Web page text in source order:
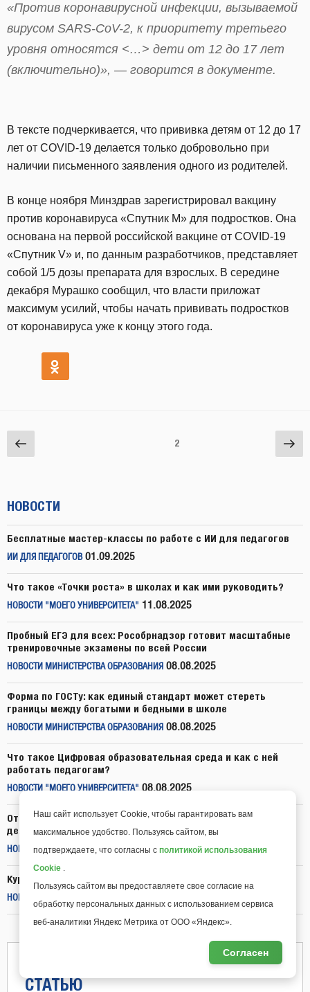
«Против коронавирусной инфекции, вызываемой
вирусом SARS-CoV-2, к приоритету третьего
уровня относятся <…> дети от 12 до 17 лет
(включительно)», — говорится в документе.
В тексте подчеркивается, что прививка детям от 12 до 17
лет от COVID-19 делается только добровольно при
наличии письменного заявления одного из родителей.
В конце ноября Минздрав зарегистрировал вакцину
против коронавируса «Спутник М» для подростков. Она
основана на первой российской вакцине от COVID-19
«Спутник V» и, по данным разработчиков, представляет
собой 1/5 дозы препарата для взрослых. В середине
декабря Мурашко сообщил, что власти приложат
максимум усилий, чтобы начать прививать подростков
от коронавируса уже к концу этого года.
Навигация
по
Предыдущая
страница
2
НОВОСТИ
Бесплатные мастер-классы по работе с ИИ для педагогов
ИИ ДЛЯ ПЕДАГОГОВ 01.09.2025
Что такое «Точки роста» в школах и как ими руководить?
НОВОСТИ "МОЕГО УНИВЕРСИТЕТА" 11.08.2025
Пробный ЕГЭ для всех: Рособрнадзор готовит масштабные
тренировочные экзамены по всей России
НОВОСТИ МИНИСТЕРСТВА ОБРАЗОВАНИЯ 08.08.2025
Форма по ГОСТу: как единый стандарт может стереть
границы между богатыми и бедными в школе
НОВОСТИ МИНИСТЕРСТВА ОБРАЗОВАНИЯ 08.08.2025
Что такое Цифровая образовательная среда и как с ней
работать педагогам?
НОВОСТИ "МОЕГО УНИВЕРСИТЕТА" 08.08.2025
Откройте новые горизонты исследовательской
деятельности в школе!
НОВОСТИ "МОЕГО УНИВЕРСИТЕТА" 07.08.2025
Курсы для педагогов всего за 699 рублей до конца лета
НОВОСТИ "МОЕГО УНИВЕРСИТЕТА"
ПРЕДЛОЖИТЬ НОВОСТЬ ИЛИ
СТАТЬЮ
Наш сайт использует Cookie, чтобы гарантировать вам
максимальное удобство. Пользуясь сайтом, вы
подтверждаете, что согласны с политикой использования
Cookie .
Пользуясь сайтом вы предоставляете свое согласие на
обработку персональных данных с использованием сервиса
веб-аналитики Яндекс Метрика от ООО «Яндекс».
Согласен